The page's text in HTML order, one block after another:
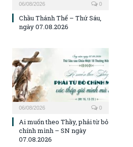
06/08/2026 0
Chầu Thánh Thể – Thứ Sáu,
ngày 07.08.2026
06/08/2026 0
Ai muốn theo Thầy, phải từ bỏ
chính mình – SN ngày
07.08.2026